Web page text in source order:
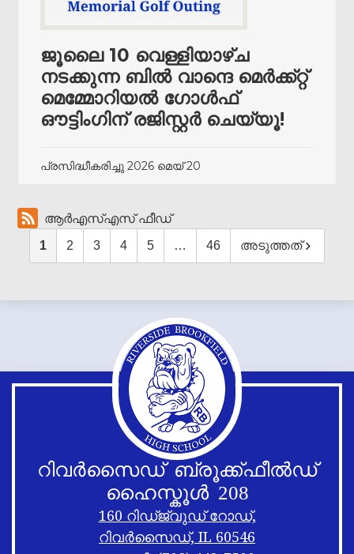
ജൂലൈ 10 വെള്ളിയാഴ്ച
നടക്കുന്ന ബിൽ വാന്ദെ മെർക്ക്റ്റ്
മെമ്മോറിയൽ ഗോൾഫ്
ഔട്ടിംഗിന് രജിസ്റ്റർ ചെയ്യൂ!
പ്രസിദ്ധീകരിച്ചു2026 മെയ് 20
ആർഎസ്എസ് ഫീഡ്
1 2 3 4 5 … 46 അടുത്തത്
റിവർസൈഡ് ബ്രൂക്ക്ഫീൽഡ്
ഹൈസ്കൂൾ 208
160 റിഡ്ജ്വുഡ് റോഡ്,
റിവർസൈഡ്, IL 60546